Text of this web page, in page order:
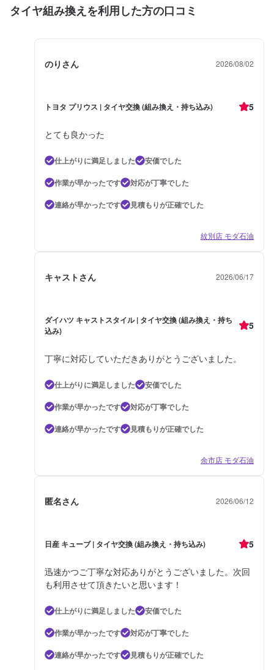
タイヤ組み換えを利用した方の口コミ
のりさん 2026/08/02
トヨタ プリウス | タイヤ交換 (組み換え・持ち込み) 5
とても良かった
仕上がりに満足しました
安価でした
作業が早かったです
対応が丁寧でした
連絡が早かったです
見積もりが正確でした
紋別店 モダ石油
キャストさん 2026/06/17
ダイハツ キャストスタイル | タイヤ交換 (組み換え・持ち
込み)
5
丁寧に対応していただきありがとうございました。
仕上がりに満足しました
安価でした
作業が早かったです
対応が丁寧でした
連絡が早かったです
見積もりが正確でした
余市店 モダ石油
匿名さん 2026/06/12
日産 キューブ | タイヤ交換 (組み換え・持ち込み) 5
迅速かつご丁寧な対応ありがとうございました。次回
も利用させて頂きたいと思います！
仕上がりに満足しました
安価でした
作業が早かったです
対応が丁寧でした
連絡が早かったです
見積もりが正確でした